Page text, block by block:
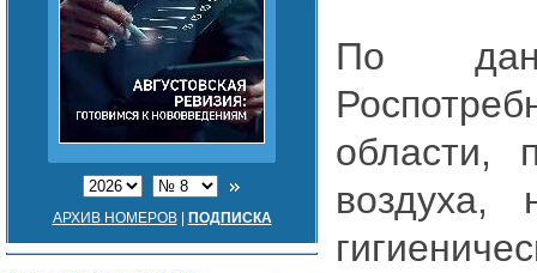
АРХИВ НОМЕРОВ| ПОДПИСКА
По
области,
воздуха,